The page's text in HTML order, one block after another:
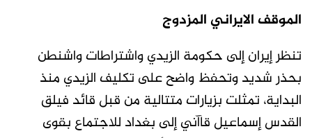
الموقف الايراني المزدوج
تنظر إيران إلى حكومة الزيدي واشتراطات واشنطن
بحذر شديد وتحفظ واضح على تكليف الزيدي منذ
البداية، تمثلت بزيارات متتالية من قبل قائد فيلق
القدس إسماعيل قاآني إلى بغداد للاجتماع بقوى